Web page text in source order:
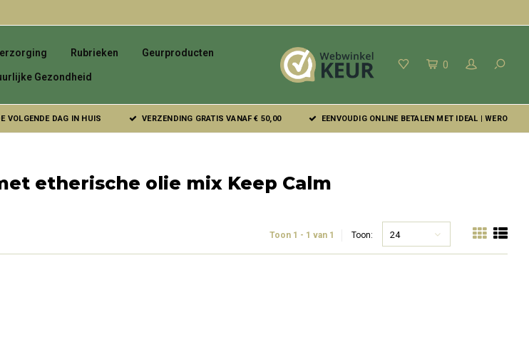
Rubrieken Geurproducten
Gezondheid
0
VOLGENDE DAG IN HUIS VERZENDING GRATIS VANAF € 50,00 EENVOUDIG ONLINE BETALEN MET IDEAL | WERO
etherische olie mix Keep Calm
Toon 1 - 1 van 1 Toon: 24